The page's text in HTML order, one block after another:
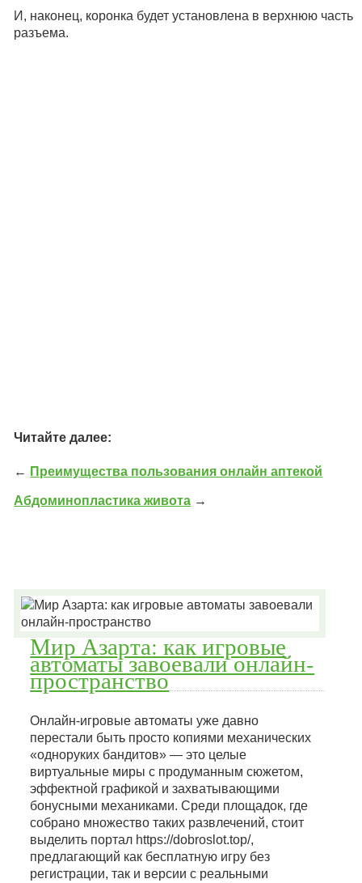
И, наконец, коронка будет установлена в верхнюю часть
разъема.
Читайте далее:
← Преимущества пользования онлайн аптекой
Абдоминопластика живота →
Мир Азарта: как игровые
автоматы завоевали онлайн-
пространство
Онлайн-игровые автоматы уже давно
перестали быть просто копиями механических
«одноруких бандитов» — это целые
виртуальные миры с продуманным сюжетом,
эффектной графикой и захватывающими
бонусными механиками. Среди площадок, где
собрано множество таких развлечений, стоит
выделить портал https://dobroslot.top/,
предлагающий как бесплатную игру без
регистрации, так и версии с реальными